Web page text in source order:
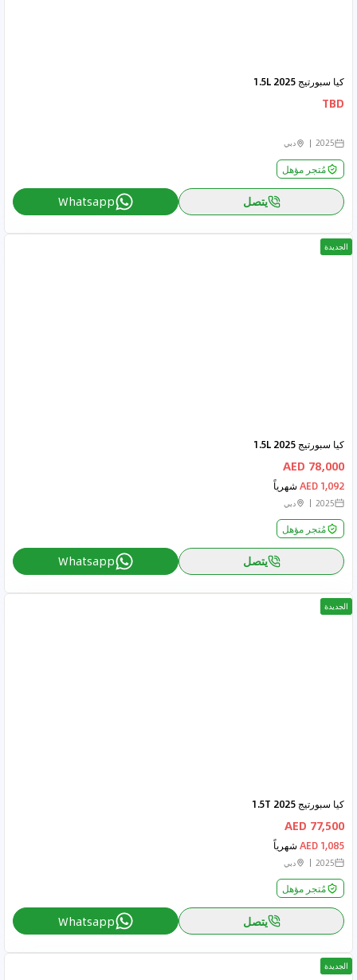
كيا سبورتيج 2025 1.5L
TBD
2025 دبي
مُتجر مؤهل
يتصل Whatsapp
الجديدة
كيا سبورتيج 2025 1.5L
78,000 AED
1,092 AED شهرياً
2025 دبي
مُتجر مؤهل
يتصل Whatsapp
الجديدة
كيا سبورتيج 2025 1.5T
77,500 AED
1,085 AED شهرياً
2025 دبي
مُتجر مؤهل
يتصل Whatsapp
الجديدة